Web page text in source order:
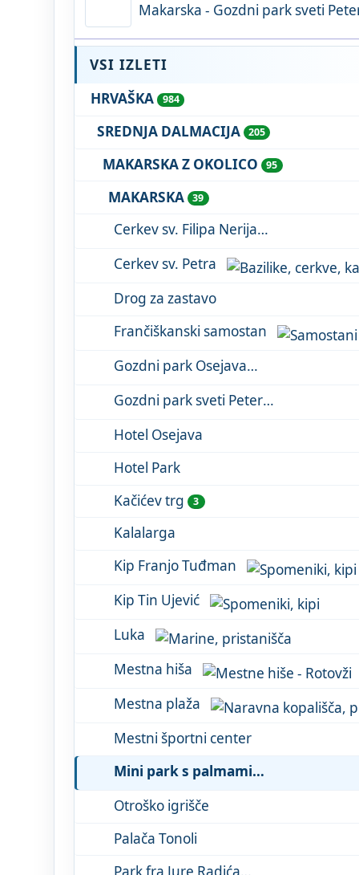
Makarska - Gozdni park sveti
VSI IZLETI
HRVAŠKA
984
SREDNJA DALMACIJA 205
MAKARSKA Z OKOLICO 95
MAKARSKA 39
Cerkev sv. Filipa Nerija
Cerkev sv. Petra
Drog za zastavo
Frančiškanski samostan
Gozdni park Osejava
Gozdni park sveti Peter
Hotel Osejava
Hotel Park
Kačićev trg
3
Kalalarga
Kip Franjo Tuđman
Kip Tin Ujević
Luka
Mestna hiša
Mestna plaža
Mestni športni center
Mini park s palmami
Otroško igrišče
Palača Tonoli
Park fra Jure Radića